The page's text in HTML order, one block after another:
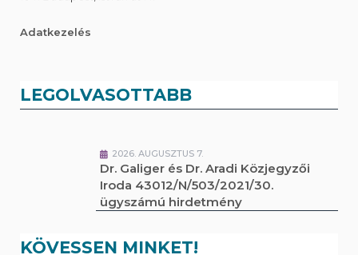
Adatkezelés
LEGOLVASOTTABB
2026. AUGUSZTUS 7.
Dr. Galiger és Dr. Aradi Közjegyzői
Iroda 43012/N/503/2021/30.
ügyszámú hirdetmény
KÖVESSEN MINKET!